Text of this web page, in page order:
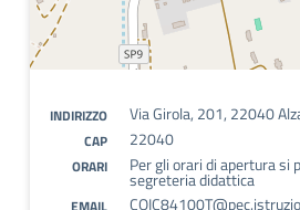
INDIRIZZO Via Girola, 201, 22040
CAP 22040
ORARI Per gli orari di apertura si
segreteria didattica